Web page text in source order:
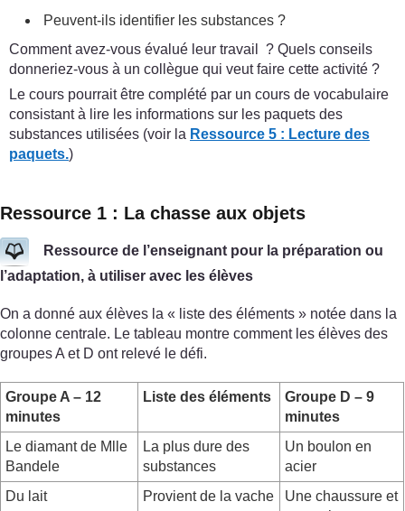
Peuvent-ils identifier les substances ?
Comment avez-vous évalué leur travail ? Quels conseils
donneriez-vous à un collègue qui veut faire cette activité ?
Le cours pourrait être complété par un cours de vocabulaire
consistant à lire les informations sur les paquets des
substances utilisées (voir la Ressource 5 : Lecture des
paquets.)
Ressource 1 : La chasse aux objets
Ressource de l’enseignant pour la préparation ou
l’adaptation, à utiliser avec les élèves
On a donné aux élèves la « liste des éléments » notée dans la
colonne centrale. Le tableau montre comment les élèves des
groupes A et D ont relevé le défi.
Groupe A – 12
minutes
Liste des éléments
Groupe D – 9
minutes
Le diamant de Mlle
Bandele
La plus dure des
substances
Un boulon en
acier
Du lait
Provient de la vache
Une chaussure et